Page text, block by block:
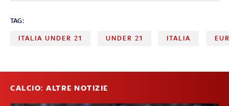
TAG:
ITALIA UNDER 21 UNDER 21 ITALIA
CALCIO: ALTRE NOTIZIE